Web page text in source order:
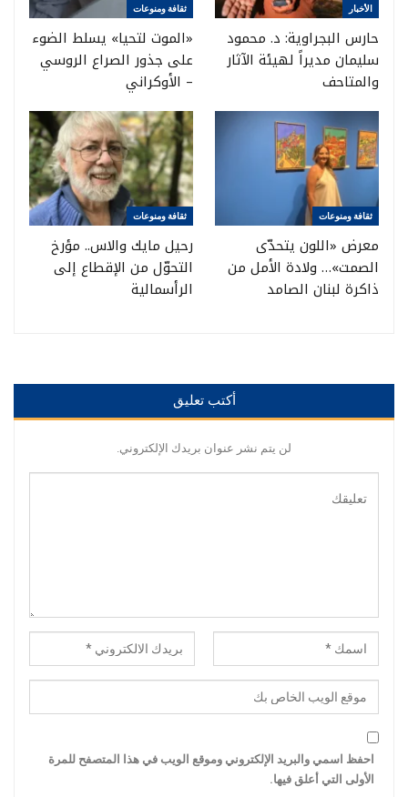
الأخبار
حارس البجراوية: د. محمود
سليمان مديراً لهيئة الآثار
والمتاحف
ثقافة ومنوعات
«الموت لتحيا» يسلط الضوء
على جذور الصراع الروسي
– الأوكراني
ثقافة ومنوعات
معرض «اللون يتحدّى
الصمت»… ولادة الأمل من
ذاكرة لبنان الصامد
ثقافة ومنوعات
رحيل مايك والاس.. مؤرخ
التحوّل من الإقطاع إلى
الرأسمالية
أكتب تعليق
لن يتم نشر عنوان بريدك الإلكتروني.
احفظ اسمي والبريد الإلكتروني وموقع الويب في هذا المتصفح للمرة
الأولى التي أعلق فيها.